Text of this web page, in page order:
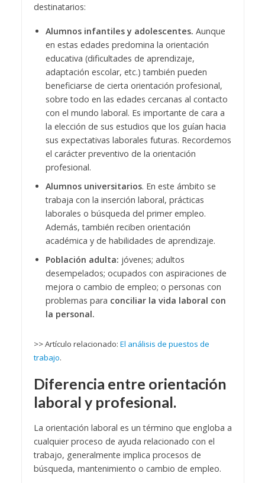
destinatarios:
Alumnos infantiles y adolescentes. Aunque
en estas edades predomina la orientación
educativa (dificultades de aprendizaje,
adaptación escolar, etc.) también pueden
beneficiarse de cierta orientación profesional,
sobre todo en las edades cercanas al contacto
con el mundo laboral. Es importante de cara a
la elección de sus estudios que los guían hacia
sus expectativas laborales futuras. Recordemos
el carácter preventivo de la orientación
profesional.
Alumnos universitarios. En este ámbito se
trabaja con la inserción laboral, prácticas
laborales o búsqueda del primer empleo.
Además, también reciben orientación
académica y de habilidades de aprendizaje.
Población adulta: jóvenes; adultos
desempelados; ocupados con aspiraciones de
mejora o cambio de empleo; o personas con
problemas para conciliar la vida laboral con
la personal.
>> Artículo relacionado: El análisis de puestos de
trabajo.
Diferencia entre orientación
laboral y profesional.
La orientación laboral es un término que engloba a
cualquier proceso de ayuda relacionado con el
trabajo, generalmente implica procesos de
búsqueda, mantenimiento o cambio de empleo.